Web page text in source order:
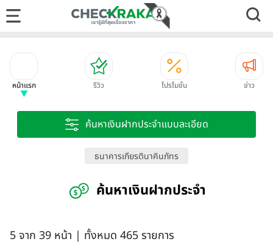
หน้าแรก รีวิว โปรโมชั่น ข่าว
ค้นหาเงินฝากประจำแบบละเอียด
ธนาคารเกียรตินาคินภัทร
ค้นหาเงินฝากประจำ
5 จาก 39 หน้า | ทั้งหมด 465 รายการ